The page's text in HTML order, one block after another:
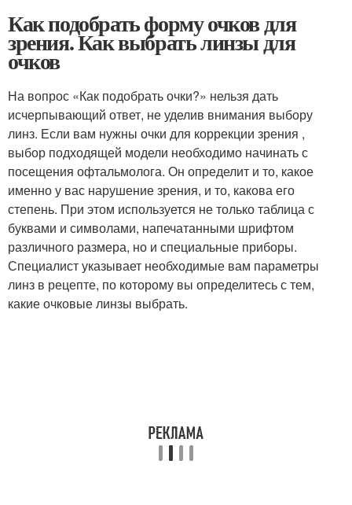
Как подобрать форму очков для
зрения. Как выбрать линзы для
очков
На вопрос «Как подобрать очки?» нельзя дать
исчерпывающий ответ, не уделив внимания выбору
линз. Если вам нужны очки для коррекции зрения ,
выбор подходящей модели необходимо начинать с
посещения офтальмолога. Он определит и то, какое
именно у вас нарушение зрения, и то, какова его
степень. При этом используется не только таблица с
буквами и символами, напечатанными шрифтом
различного размера, но и специальные приборы.
Специалист указывает необходимые вам параметры
линз в рецепте, по которому вы определитесь с тем,
какие очковые линзы выбрать.